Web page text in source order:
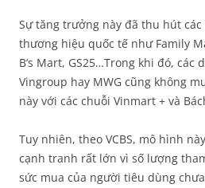
Sự tăng trưởng này đã thu hút
thương hiệu quốc tế như Family
B’s Mart, GS25…Trong khi đó,
Vingroup hay MWG cũng không
này với các chuỗi Vinmart + và
Tuy nhiên, theo VCBS, mô hình
cạnh tranh rất lớn vì số lượng
sức mua của người tiêu dùng